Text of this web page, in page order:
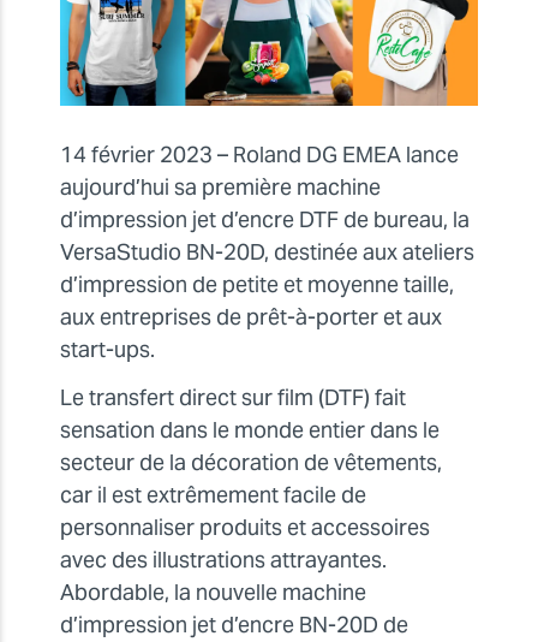
14 février 2023 – Roland DG EMEA lance
aujourd’hui sa première machine
d’impression jet d’encre DTF de bureau, la
VersaStudio BN-20D, destinée aux ateliers
d’impression de petite et moyenne taille,
aux entreprises de prêt-à-porter et aux
start-ups.
Le transfert direct sur film (DTF) fait
sensation dans le monde entier dans le
secteur de la décoration de vêtements,
car il est extrêmement facile de
personnaliser produits et accessoires
avec des illustrations attrayantes.
Abordable, la nouvelle machine
d’impression jet d’encre BN-20D de